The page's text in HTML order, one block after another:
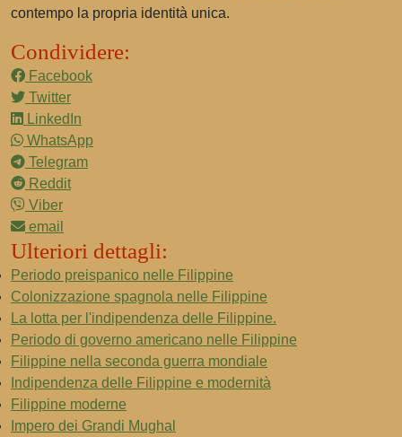
contempo la propria identità unica.
Condividere:
Facebook
Twitter
LinkedIn
WhatsApp
Telegram
Reddit
Viber
email
Ulteriori dettagli:
Periodo preispanico nelle Filippine
Colonizzazione spagnola nelle Filippine
La lotta per l'indipendenza delle Filippine.
Periodo di governo americano nelle Filippine
Filippine nella seconda guerra mondiale
Indipendenza delle Filippine e modernità
Filippine moderne
Impero dei Grandi Mughal